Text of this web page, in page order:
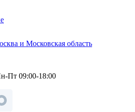
и Московская область
Пт 09:00-18:00